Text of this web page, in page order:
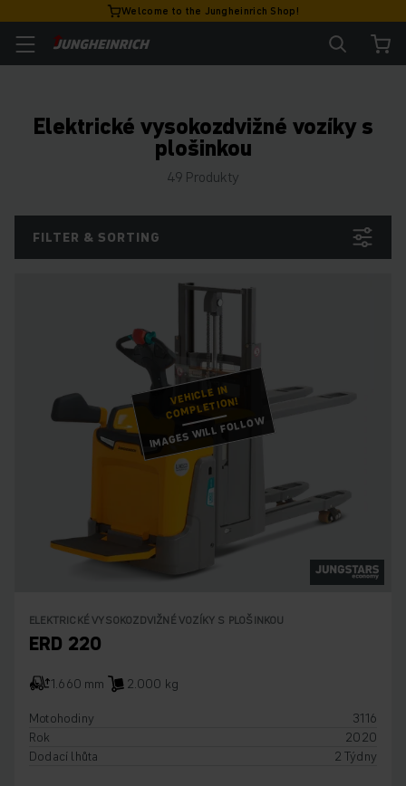
Welcome to the Jungheinrich Shop!
Elektrické vysokozdvižné vozíky s
plošinkou
49 Produkty
FILTER & SORTING
VEHICLE IN
COMPLETION!
IMAGES WILL FOLLOW
ELEKTRICKÉ VYSOKOZDVIŽNÉ VOZÍKY S PLOŠINKOU
ERD 220
1.660 mm
2.000 kg
Motohodiny
3116
Rok
2020
Dodací lhůta
2 Týdny